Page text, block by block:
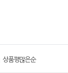
상품평많은순